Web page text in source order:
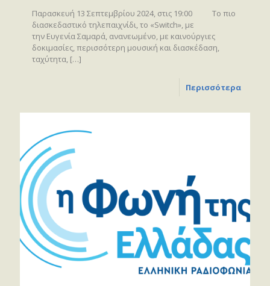
Παρασκευή 13 Σεπτεμβρίου 2024, στις 19:00 Το πιο
διασκεδαστικό τηλεπαιχνίδι, το «Switch», με
την Ευγενία Σαμαρά, ανανεωμένο, με καινούργιες
δοκιμασίες, περισσότερη μουσική και διασκέδαση,
ταχύτητα, […]
Περισσότερα